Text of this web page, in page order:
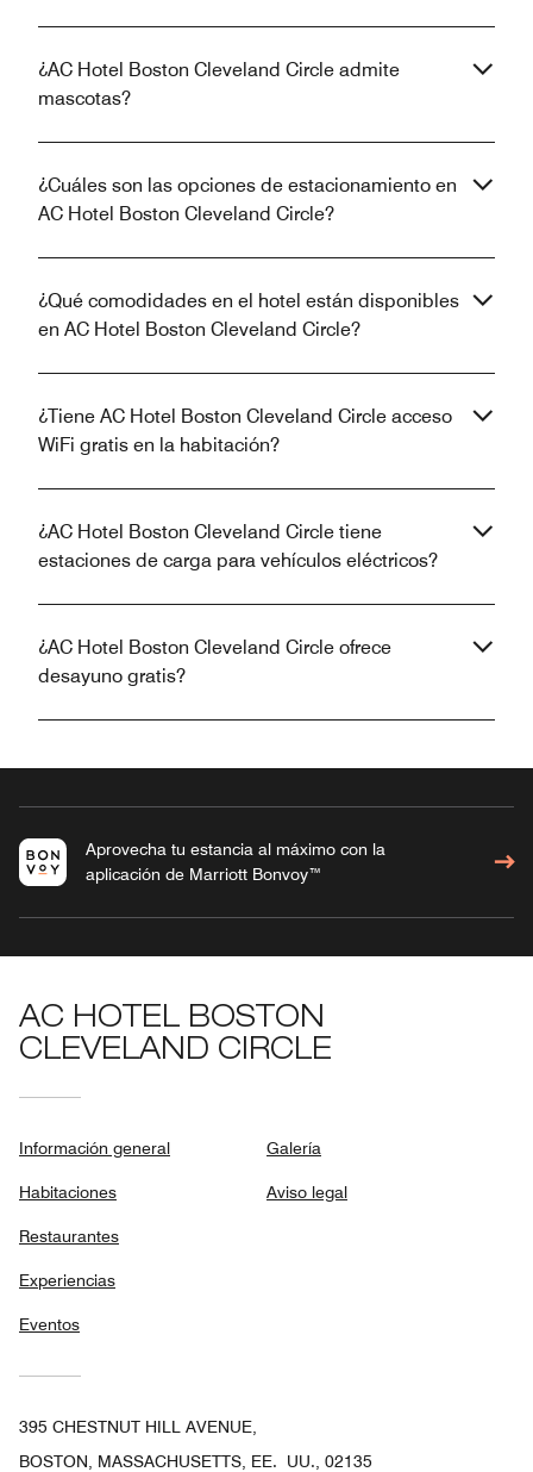
¿AC Hotel Boston Cleveland Circle admite
mascotas?
¿Cuáles son las opciones de estacionamiento en
AC Hotel Boston Cleveland Circle?
¿Qué comodidades en el hotel están disponibles
en AC Hotel Boston Cleveland Circle?
¿Tiene AC Hotel Boston Cleveland Circle acceso
WiFi gratis en la habitación?
¿AC Hotel Boston Cleveland Circle tiene
estaciones de carga para vehículos eléctricos?
¿AC Hotel Boston Cleveland Circle ofrece
desayuno gratis?
Aprovecha tu estancia al máximo con la
aplicación de Marriott Bonvoy™
AC HOTEL BOSTON
CLEVELAND CIRCLE
Información general
Habitaciones
Restaurantes
Experiencias
Eventos
Galería
Aviso legal
395 CHESTNUT HILL AVENUE,
BOSTON, MASSACHUSETTS, EE. UU., 02135